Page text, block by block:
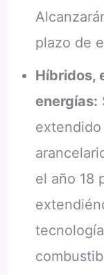
plazo de
Híbridos,
energías:
el año 18